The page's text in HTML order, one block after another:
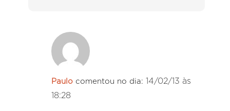
Paulo comentou no dia: 14/02/13 às
18:28